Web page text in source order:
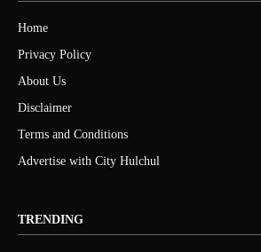
Home
Privacy Policy
About Us
Disclaimer
Terms and Conditions
Advertise with City Hulchul
TRENDING